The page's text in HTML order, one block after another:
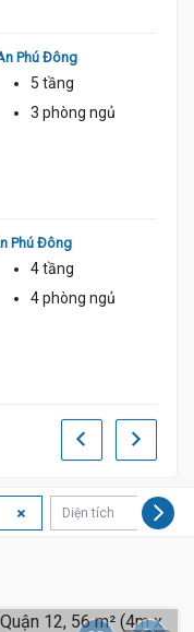
Phú Đông
5 tầng
3 phòng ngủ
Phú Đông
4 tầng
4 phòng ngủ
Diện tích